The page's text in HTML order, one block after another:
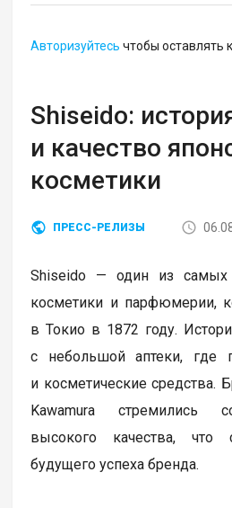
Авторизуйтесь чтобы оставлять
Shiseido:
и качество
косметики
ПРЕСС-РЕЛИЗЫ
Shiseido — один из самых
косметики и парфюмерии,
в Токио в 1872 году.
с небольшой аптеки, где
и косметические средства.
Kawamura стремились
высокого качества, что
будущего успеха бренда.